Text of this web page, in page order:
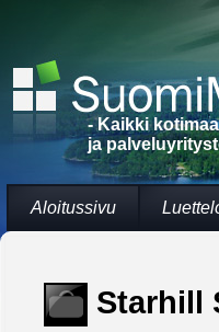
- Kaikki
ja
Aloitussivu
Starhill